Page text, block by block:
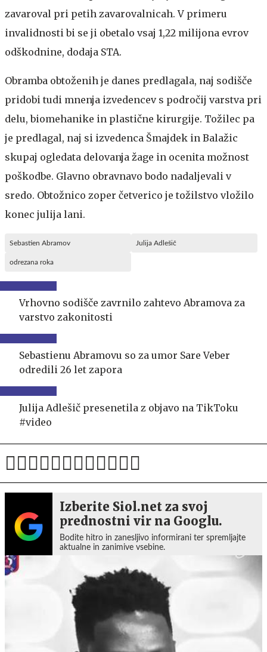
zavaroval pri petih zavarovalnicah. V primeru
invalidnosti bi se ji obetalo vsaj 1,22 milijona evrov
odškodnine, dodaja STA.
Obramba obtoženih je danes predlagala, naj sodišče
pridobi tudi mnenja izvedencev s področij varstva pri
delu, biomehanike in plastične kirurgije. Tožilec pa
je predlagal, naj si izvedenca Šmajdek in Balažic
skupaj ogledata delovanja žage in ocenita možnost
poškodbe. Glavno obravnavo bodo nadaljevali v
sredo. Obtožnico zoper četverico je tožilstvo vložilo
konec julija lani.
Sebastien Abramov Julija Adlešič
odrezana roka
Vrhovno sodišče zavrnilo zahtevo Abramova za
varstvo zakonitosti
Sebastienu Abramovu so za umor Sare Veber
odredili 26 let zapora
Julija Adlešič presenetila z objavo na TikToku
#video
Izberite Siol.net za svoj
prednostni vir na Googlu.
Bodite hitro in zanesljivo informirani ter spremljajte
aktualne in zanimive vsebine.